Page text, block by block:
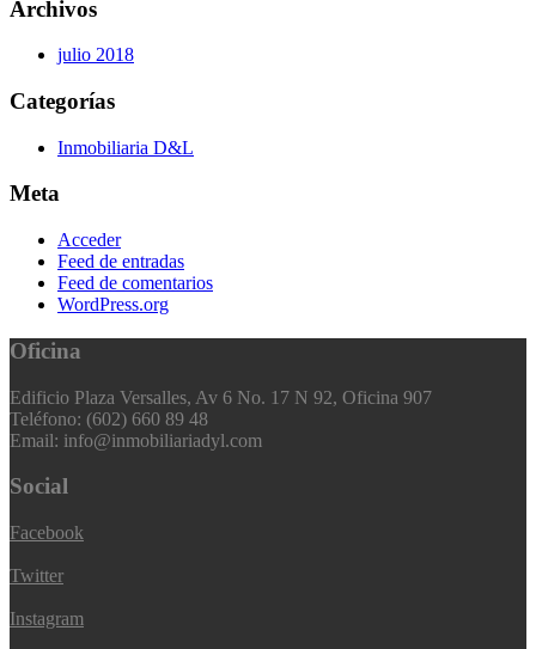
Archivos
julio 2018
Categorías
Inmobiliaria D&L
Meta
Acceder
Feed de entradas
Feed de comentarios
WordPress.org
Oficina
Edificio Plaza Versalles, Av 6 No. 17 N 92, Oficina 907
Teléfono: (602) 660 89 48
Email: info@inmobiliariadyl.com
Social
Facebook
Twitter
Instagram